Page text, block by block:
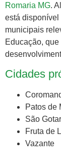
Romaria MG.
está disponível
municipais
Educação,
Cidades
Patos de
São
Fruta de
Vazante